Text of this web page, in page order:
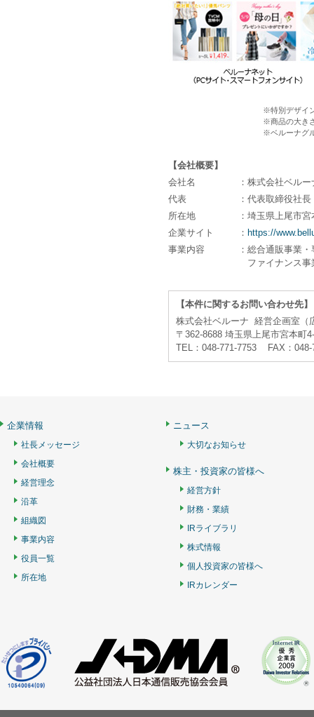
※特別デザイ
※商品の大き
※ベルーナグ
【会社概要】
会社名
：株式会社ベルー
代表
：代表取締役社
所在地
：埼玉県上尾市
企業サイト
： https://
事業内容
：総合通販事業
ファイナンス事
【本件に関するお問い合わせ先】
株式会社ベルーナ 経営企画室（
〒362-8688 埼玉県上尾市宮本町
TEL：048-771-7753 FAX：
企業情報
社長メッセージ
会社概要
経営理念
沿革
組織図
事業内容
役員一覧
所在地
ニュース
大切なお知らせ
株主・投資家の皆様へ
経営方針
財務・業績
IRライブラリ
株式情報
個人投資家の皆様へ
IRカレンダー